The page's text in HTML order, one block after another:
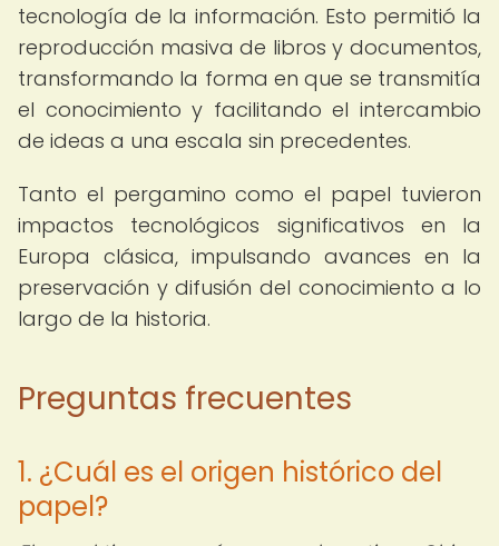
tecnología de la información. Esto permitió la
reproducción masiva de libros y documentos,
transformando la forma en que se transmitía
el conocimiento y facilitando el intercambio
de ideas a una escala sin precedentes.
Tanto el pergamino como el papel tuvieron
impactos tecnológicos significativos en la
Europa clásica, impulsando avances en la
preservación y difusión del conocimiento a lo
largo de la historia.
Preguntas frecuentes
1. ¿Cuál es el origen histórico del
papel?